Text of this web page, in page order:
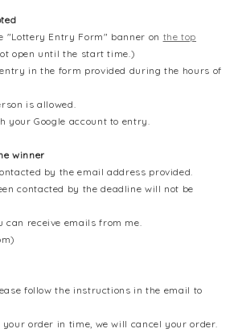
"Lottery Entry Form" banner on the top
open until the start time.)
in the form provided during the hours of
is allowed.
your Google account to entry.
winner
by the email address provided.
contacted by the deadline will not be
can receive emails from me.
)
follow the instructions in the email to
order in time, we will cancel your order.